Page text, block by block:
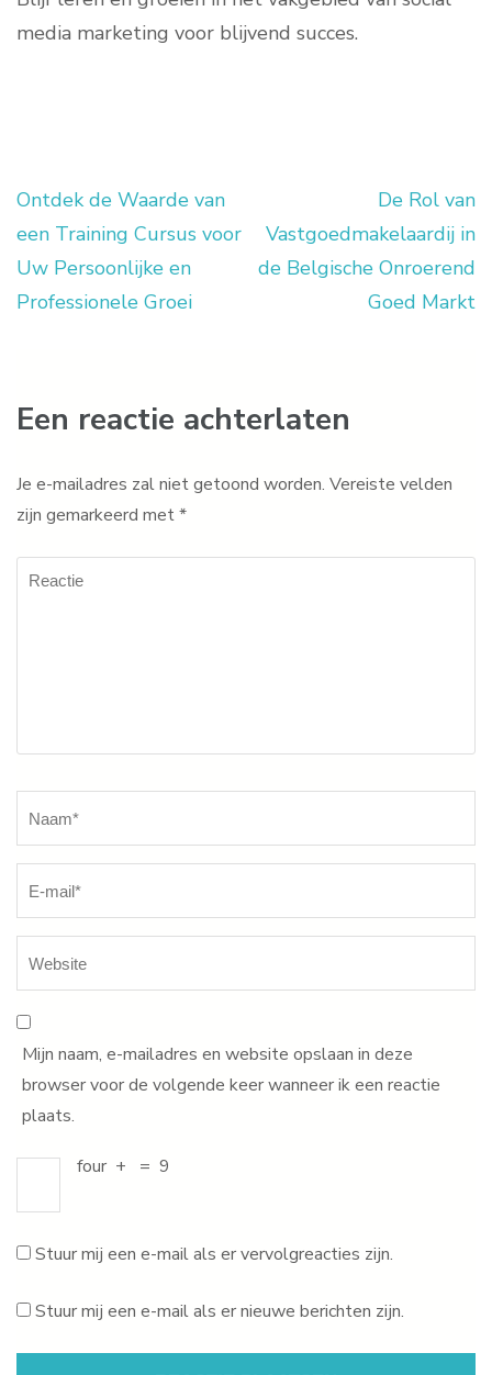
media marketing voor blijvend succes.
Berichtnavigatie
Ontdek de Waarde van
een Training Cursus voor
Uw Persoonlijke en
Professionele Groei
De Rol van
Vastgoedmakelaardij in
de Belgische Onroerend
Goed Markt
Een reactie achterlaten
Je e-mailadres zal niet getoond worden. Vereiste velden
zijn gemarkeerd met*
Reactie
Mijn naam, e-mailadres en website opslaan in deze
browser voor de volgende keer wanneer ik een reactie
plaats.
four + = 9
Stuur mij een e-mail als er vervolgreacties zijn.
Stuur mij een e-mail als er nieuwe berichten zijn.